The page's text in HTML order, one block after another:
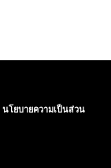
นโยบายความเป็นส่วน